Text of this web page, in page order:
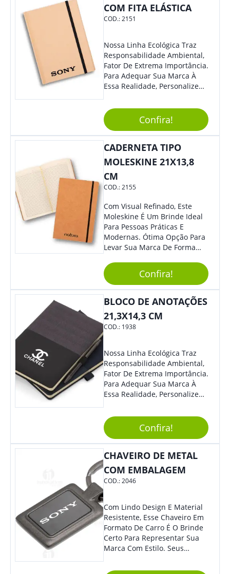
COM FITA ELÁSTICA
COD.:2151
Nossa Linha Ecológica Traz
Responsabilidade Ambiental,
Fator De Extrema Importância.
Para Adequar Sua Marca À
Essa Realidade, Personalize
Anotações Com Post-It E
Caneta. Elaborado A Partir De
Material Reciclado, O Brinde
Também É Prático, Tornando-
Se Assim Excelente Para Uso
Cotidiano. Perfeito, Não É?!
Confira!
CADERNETA TIPO
MOLESKINE 21X13,8
CM
COD.:2155
Com Visual Refinado, Este
Moleskine É Um Brinde Ideal
Para Pessoas Práticas E
Modernas. Ótima Opção Para
Levar Sua Marca De Forma
Sua Empresa Em Eventos,
Reuniões Corporativas Ou Até
Mesmo Para Presentear
Colaboradores E Parceiros De
Confira!
BLOCO DE ANOTAÇÕES
21,3X14,3 CM
COD.: 1938
Nossa Linha Ecológica Traz
Responsabilidade Ambiental,
Fator De Extrema Importância.
Para Adequar Sua Marca À
Essa Realidade, Personalize
Anotações Com Post-It E
Caneta. Elaborado A Partir De
Material Reciclado, O Brinde
Também É Prático, Tornando-
Se Assim Excelente Para Uso
Cotidiano. Perfeito, Não É?!
Confira!
CHAVEIRO DE METAL
COM EMBALAGEM
COD.:2046
Com Lindo Design E Material
Resistente, Esse Chaveiro Em
Formato De Carro É O Brinde
Certo Para Representar Sua
Marca Com Estilo. Seus
Adorar.